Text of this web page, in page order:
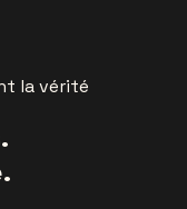
la vérité